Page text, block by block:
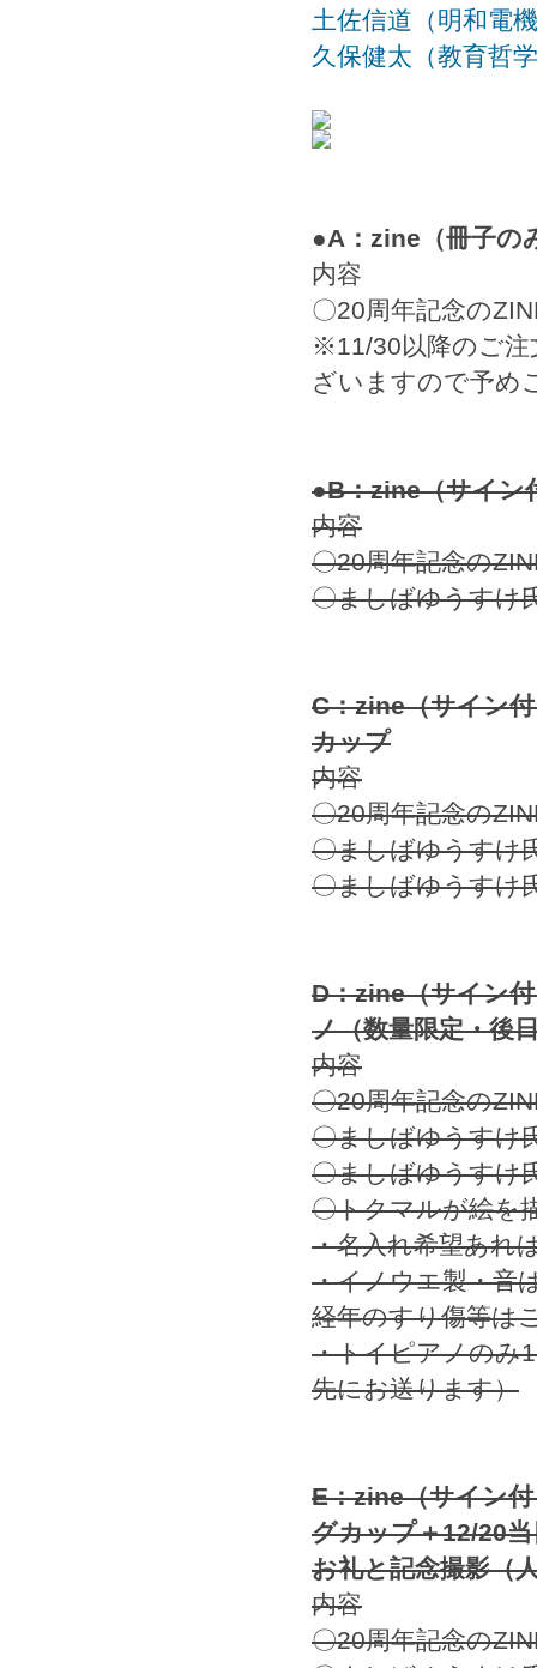
土佐信道（明和電
久保健太（教育哲
●A：zine（冊子の
内容
〇20周年記念の
※11/30以降のご注
ざいますので予め
●B：zine（サイン
内容
〇20周年記念の
〇ましばゆうすけ
C：zine（サイン
カップ
内容
〇20周年記念の
〇ましばゆうすけ
〇ましばゆうすけ
D：zine（サイン
ノ（数量限定・後
内容
〇20周年記念の
〇ましばゆうすけ
〇ましばゆうすけ
〇トクマルが絵を
・名入れ希望あれ
・イノウエ製・音
経年のすり傷等は
・トイピアノのみ
先にお送ります）
E：zine（サイン
グカップ＋12/20
お礼と記念撮影（
内容
〇20周年記念の